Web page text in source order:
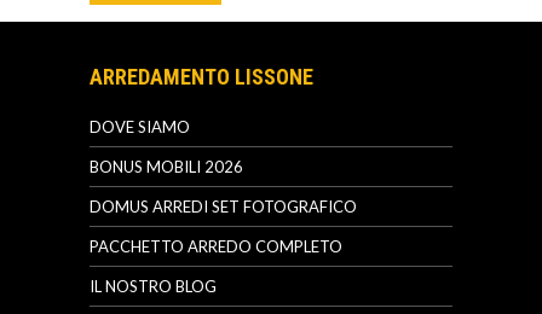
ARREDAMENTO LISSONE
DOVE SIAMO
BONUS MOBILI 2026
DOMUS ARREDI SET FOTOGRAFICO
PACCHETTO ARREDO COMPLETO
IL NOSTRO BLOG